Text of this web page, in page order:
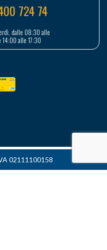
724 74
dalle 08:30 alle
alle 17:30
02111100158